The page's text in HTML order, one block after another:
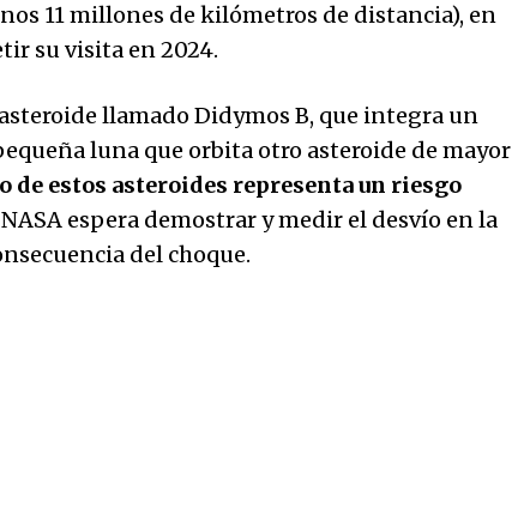
11 millones de kilómetros de distancia), en
su visita en 2024.
llamado Didymos B, que integra un
luna que orbita otro asteroide de mayor
de estos asteroides representa un riesgo
NASA espera demostrar y medir el desvío en la
del choque.